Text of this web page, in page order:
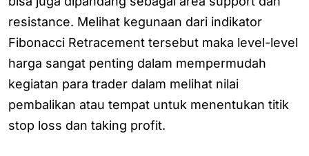
resistance. Melihat kegunaan dari indikator
Fibonacci Retracement tersebut maka level-level
harga sangat penting dalam mempermudah
kegiatan para trader dalam melihat nilai
pembalikan atau tempat untuk menentukan titik
stop loss dan taking profit.